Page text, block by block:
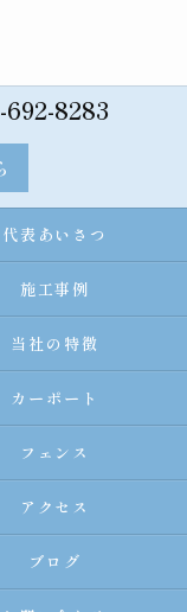
692-8283
代表あいさつ
施工事例
当社の特徴
カーポート
フェンス
アクセス
ブログ